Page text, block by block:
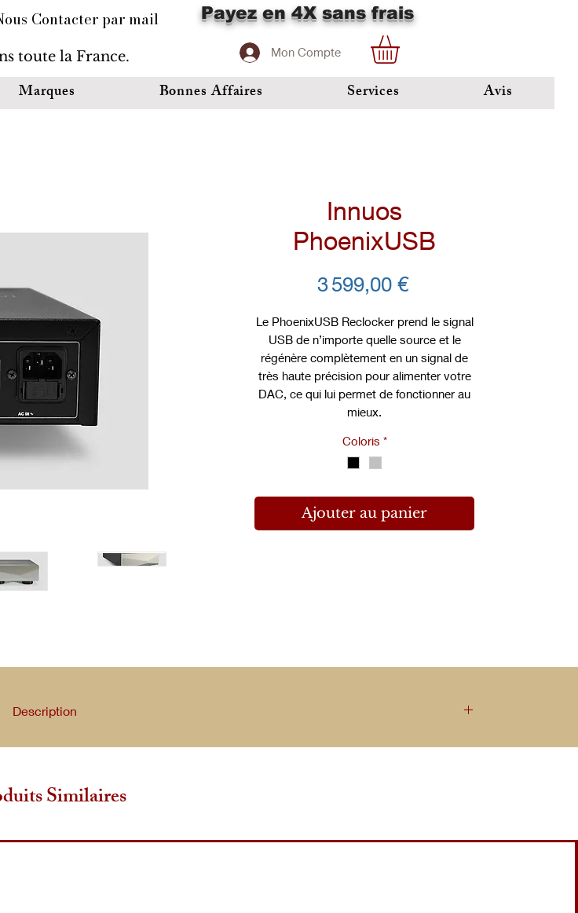
Contacter par mail
toute la France.
Payez en 4X sans frais
Mon Compte
Marques Bonnes Affaires Services Avis
Innuos
PhoenixUSB
3 599,00 €Prix
Le PhoenixUSB Reclocker prend le signal
USB de n’importe quelle source et le
régénère complètement en un signal de
très haute précision pour alimenter votre
DAC, ce qui lui permet de fonctionner au
mieux.
Coloris *
Ajouter au panier
Description
de commutation. Les 3 tensions indépendantes de la puce proviennent d’une
Similaires